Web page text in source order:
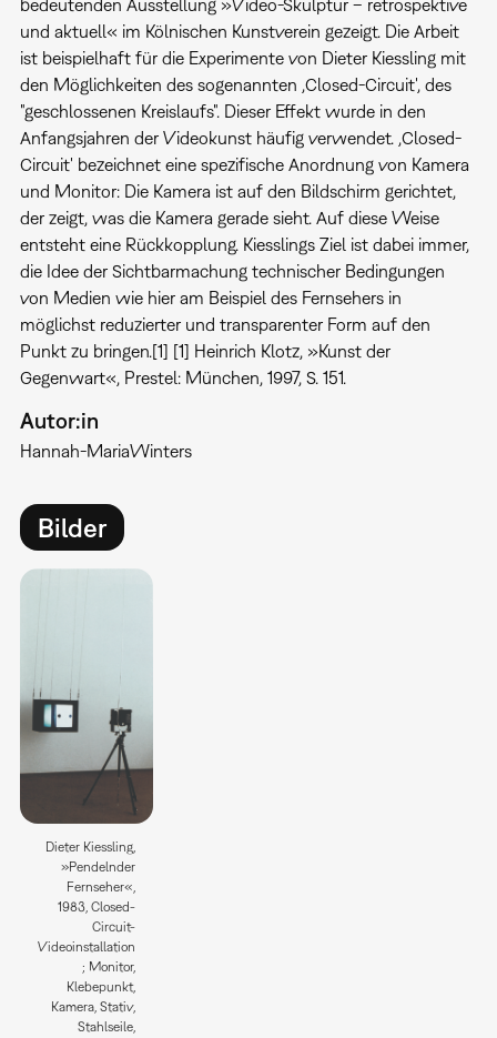
bedeutenden Ausstellung »Video-Skulptur – retrospektive
und aktuell« im Kölnischen Kunstverein gezeigt. Die Arbeit
ist beispielhaft für die Experimente von Dieter Kiessling mit
den Möglichkeiten des sogenannten ,Closed-Circuit', des
"geschlossenen Kreislaufs". Dieser Effekt wurde in den
Anfangsjahren der Videokunst häufig verwendet. ,Closed-
Circuit' bezeichnet eine spezifische Anordnung von Kamera
und Monitor: Die Kamera ist auf den Bildschirm gerichtet,
der zeigt, was die Kamera gerade sieht. Auf diese Weise
entsteht eine Rückkopplung. Kiesslings Ziel ist dabei immer,
die Idee der Sichtbarmachung technischer Bedingungen
von Medien wie hier am Beispiel des Fernsehers in
möglichst reduzierter und transparenter Form auf den
Punkt zu bringen.[1] [1] Heinrich Klotz, »Kunst der
Gegenwart«, Prestel: München, 1997, S. 151.
Autor:in
Hannah-MariaWinters
Bilder
Dieter Kiessling,
»Pendelnder
Fernseher«,
1983, Closed-
Circuit-
Videoinstallation
; Monitor,
Klebepunkt,
Kamera, Stativ,
Stahlseile,